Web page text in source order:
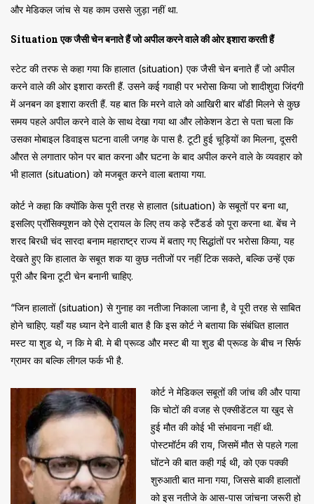
और मेडिकल जांच से यह काम उससे जुड़ा नहीं था.
Situation एक जैसी चेन बनाते हैं जो अपील करने वाले की ओर इशारा करती हैं
स्टेट की तरफ से कहा गया कि हालात (situation) एक जैसी चेन बनाते हैं जो अपील
करने वाले की ओर इशारा करती हैं. उसने कई गवाही पर भरोसा किया जो शादीशुदा जिंदगी
में अनबन का इशारा करती हैं. यह बात कि मरने वाले को आखिरी बार बॉडी मिलने से कुछ
समय पहले अपील करने वाले के साथ देखा गया था और लोकेशन डेटा से पता चला कि
उसका मोबाइल डिवाइस घटना वाली जगह के पास है. टूटी हुई चूड़ियों का मिलना, दूसरी
औरत से लगातार फोन पर बात करना और घटना के बाद अपील करने वाले के व्यवहार को
भी हालात (situation) को मजबूत करने वाला बताया गया.
कोर्ट ने कहा कि क्योंकि केस पूरी तरह से हालात (situation) के सबूतों पर बना था,
इसलिए प्रॉसिक्यूशन को ऐसे ट्रायल के लिए तय कड़े स्टैंडर्ड को पूरा करना था. बेंच ने
शरद बिरधी चंद सारदा बनाम महाराष्ट्र राज्य में बताए गए सिद्धांतों पर भरोसा किया, यह
देखते हुए कि हालात के सबूत शक या कुछ नतीजों पर नहीं टिक सकते, बल्कि उन्हें एक
पूरी और बिना टूटी चेन बनानी चाहिए.
“जिन हालातों (situation) से गुनाह का नतीजा निकाला जाना है, वे पूरी तरह से साबित
होने चाहिए. यहाँ यह ध्यान देने वाली बात है कि इस कोर्ट ने बताया कि संबंधित हालात
मस्ट या शुड थे, न कि मे बी. मे बी प्रूव्ड और मस्ट बी या शुड बी प्रूव्ड के बीच न सिर्फ
ग्रामर का बल्कि लीगल फर्क भी है.
कोर्ट ने मेडिकल सबूतों की जांच की और पाया
कि चोटों की वजह से एक्सीडेंटल या खुद से
हुई मौत की कोई भी संभावना नहीं थी.
पोस्टमॉर्टम की राय, जिसमें मौत से पहले गला
घोंटने की बात कही गई थी, को एक पक्की
शुरुआती बात माना गया, जिससे बाकी हालातों
को इस नतीजे के आस-पास जांचना जरूरी हो